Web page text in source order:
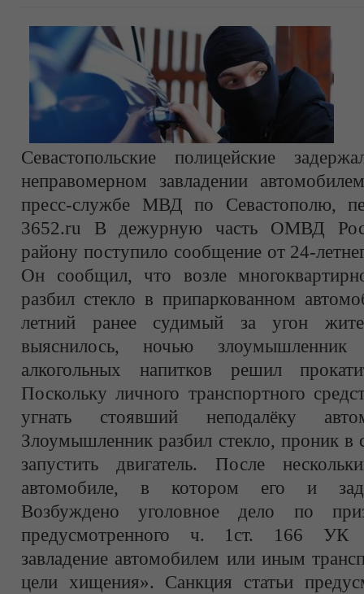
Севастопольские полицейские
неправомерном завладении
пресс-службе МВД по Севастополю,
3652.ru В дежурную часть ОМВД
району поступило сообщение от 24-
Он сообщил, что возле
разбил стекло в припаркованном
летний ранее судимый за угон
выяснилось, ночью злоумышленник
алкогольных напитков решил
Поскольку личного транспортного
угнать стоявший неподалёку
Злоумышленник разбил стекло, проник в
запустить двигатель. После
автомобиле, в котором его и
Возбуждено уголовное дело по
предусмотренного ч. 1ст. 166 УК
завладение автомобилем или иным
цели хищения». Санкция статьи